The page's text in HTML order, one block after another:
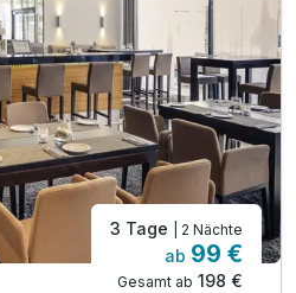
3 Tage | 2 Nächte
ab 99 €
Gesamt ab 198 €